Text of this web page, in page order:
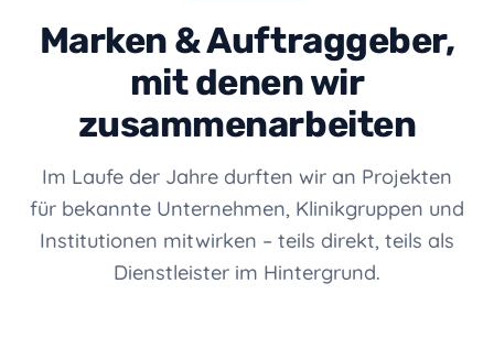
Marken & Auftraggeber,
mit denen wir
zusammenarbeiten
Im Laufe der Jahre durften wir an Projekten
für bekannte Unternehmen, Klinikgruppen und
Institutionen mitwirken – teils direkt, teils als
Dienstleister im Hintergrund.